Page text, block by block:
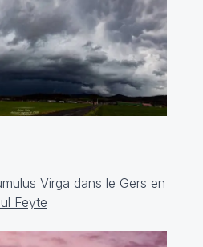
Virga dans le Gers en
Feyte